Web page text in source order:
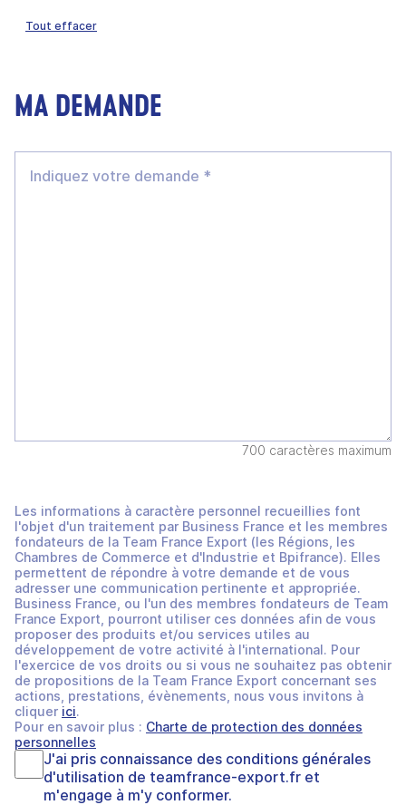
Tout effacer
MA DEMANDE
700 caractères maximum
Les informations à caractère personnel recueillies font
l'objet d'un traitement par Business France et les membres
fondateurs de la Team France Export (les Régions, les
Chambres de Commerce et d'Industrie et Bpifrance). Elles
permettent de répondre à votre demande et de vous
adresser une communication pertinente et appropriée.
Business France, ou l'un des membres fondateurs de Team
France Export, pourront utiliser ces données afin de vous
proposer des produits et/ou services utiles au
développement de votre activité à l'international. Pour
l'exercice de vos droits ou si vous ne souhaitez pas obtenir
de propositions de la Team France Export concernant ses
actions, prestations, évènements, nous vous invitons à
cliquer ici.
Pour en savoir plus : Charte de protection des données
personnelles
J'ai pris connaissance des conditions générales
d'utilisation de teamfrance-export.fr et
m'engage à m'y conformer.